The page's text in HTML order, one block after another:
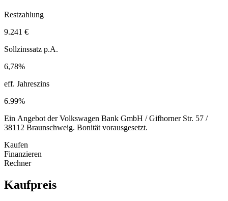
Restzahlung
9.241 €
Sollzinssatz p.A.
6,78%
eff. Jahreszins
6.99%
Ein Angebot der Volkswagen Bank GmbH / Gifhorner Str. 57 /
38112 Braunschweig. Bonität vorausgesetzt.
Kaufen
Finanzieren
Rechner
Kaufpreis